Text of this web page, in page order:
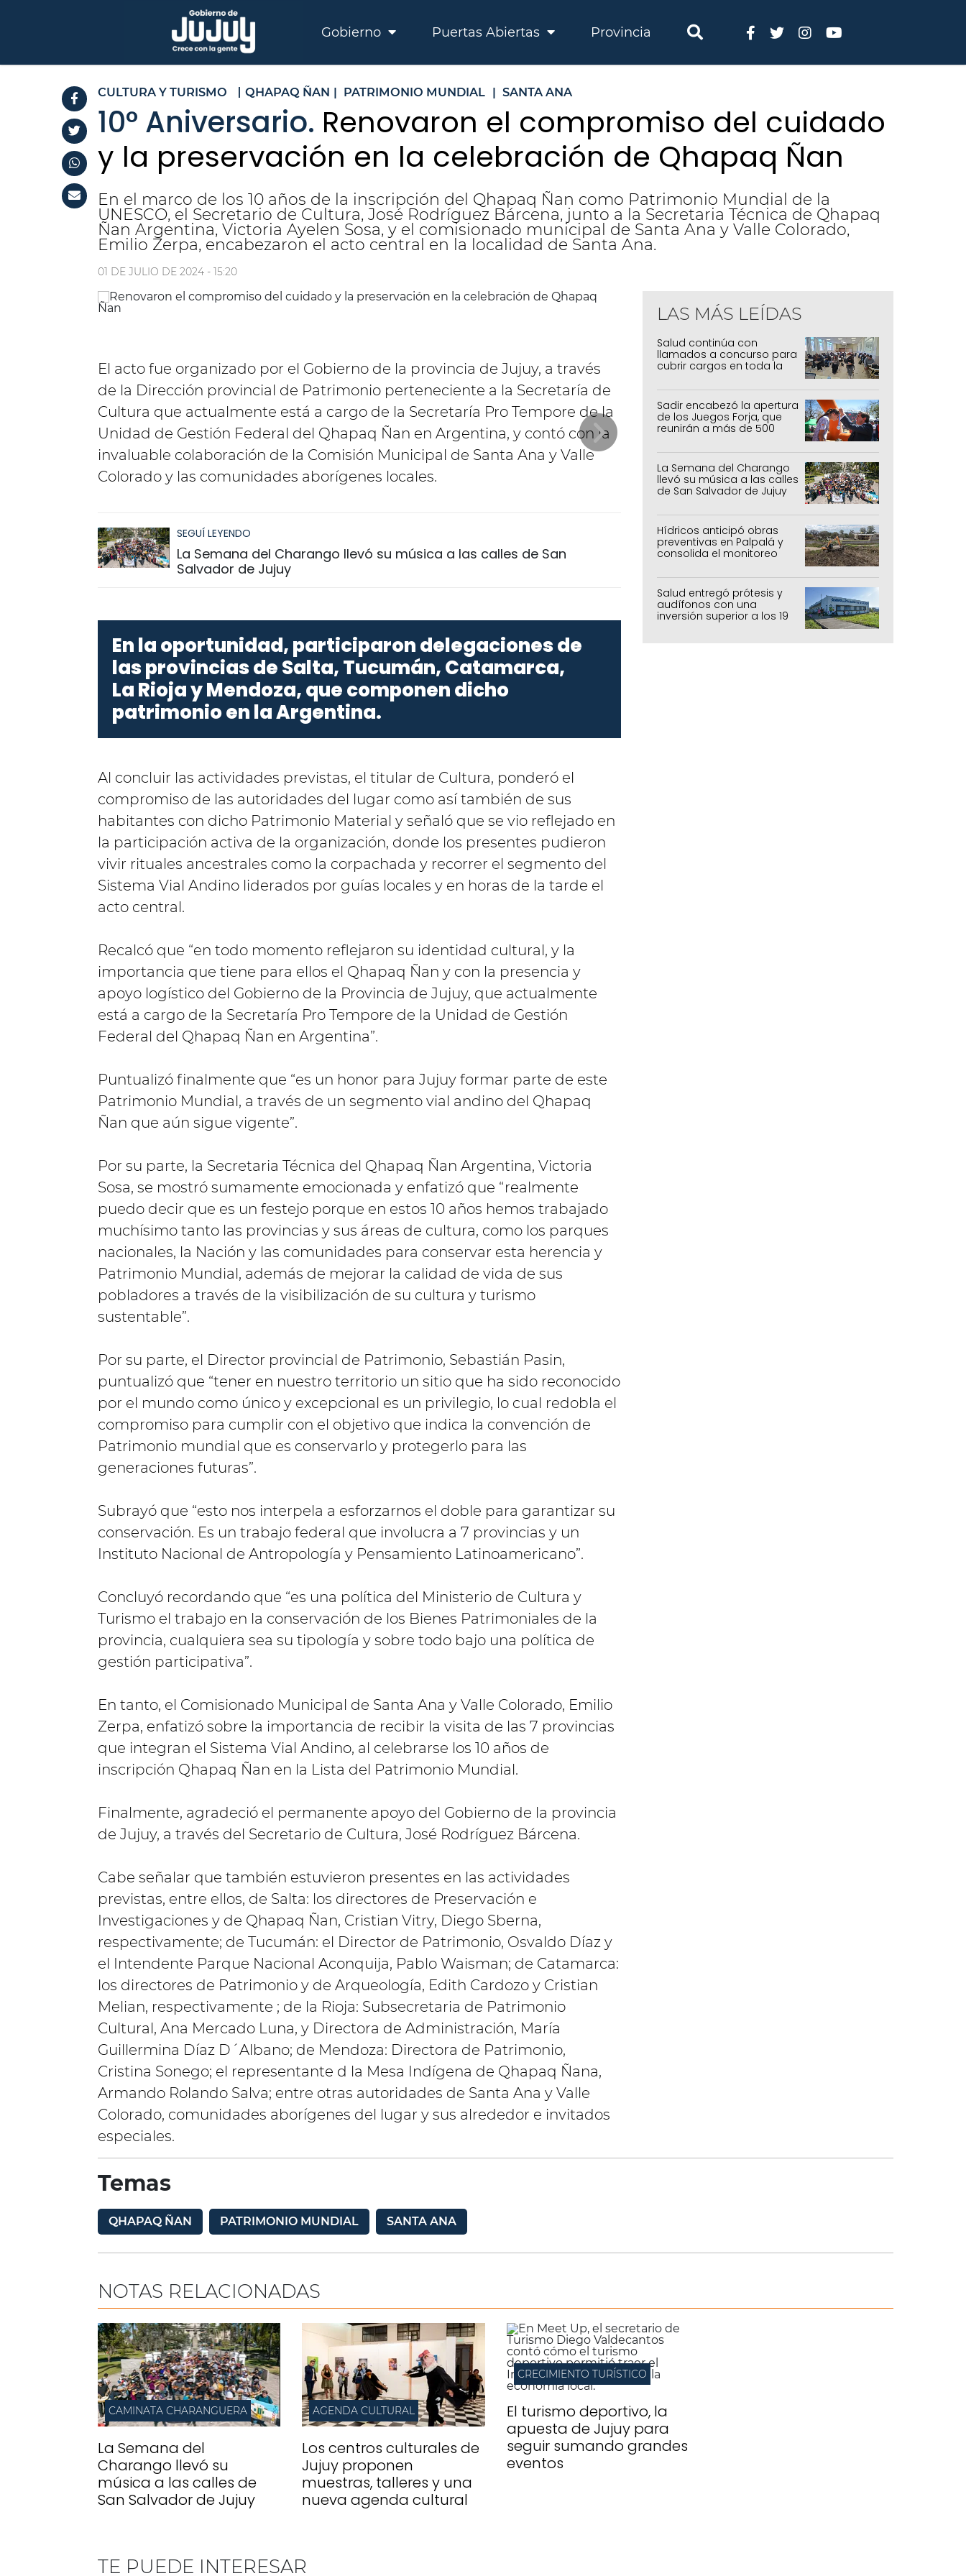
Gobierno Puertas Abiertas Provincia
CULTURA Y TURISMO QHAPAQ ÑAN | PATRIMONIO MUNDIAL | SANTA ANA
10° Aniversario. Renovaron el compromiso del cuidado
y la preservación en la celebración de Qhapaq Ñan
En el marco de los 10 años de la inscripción del Qhapaq Ñan como Patrimonio Mundial de la
UNESCO, el Secretario de Cultura, José Rodríguez Bárcena, junto a la Secretaria Técnica de Qhapaq
Ñan Argentina, Victoria Ayelen Sosa, y el comisionado municipal de Santa Ana y Valle Colorado,
Emilio Zerpa, encabezaron el acto central en la localidad de Santa Ana.
01 DE JULIO DE 2024 - 15:20
El acto fue organizado por el Gobierno de la provincia de Jujuy, a través
de la Dirección provincial de Patrimonio perteneciente a la Secretaría de
Cultura que actualmente está a cargo de la Secretaría Pro Tempore de la
Unidad de Gestión Federal del Qhapaq Ñan en Argentina, y contó con la
invaluable colaboración de la Comisión Municipal de Santa Ana y Valle
Colorado y las comunidades aborígenes locales.
SEGUÍ LEYENDO
La Semana del Charango llevó su música a las calles de San
Salvador de Jujuy
En la oportunidad, participaron delegaciones de
las provincias de Salta, Tucumán, Catamarca,
La Rioja y Mendoza, que componen dicho
patrimonio en la Argentina.
Al concluir las actividades previstas, el titular de Cultura, ponderó el
compromiso de las autoridades del lugar como así también de sus
habitantes con dicho Patrimonio Material y señaló que se vio reflejado en
la participación activa de la organización, donde los presentes pudieron
vivir rituales ancestrales como la corpachada y recorrer el segmento del
Sistema Vial Andino liderados por guías locales y en horas de la tarde el
acto central.
Recalcó que “en todo momento reflejaron su identidad cultural, y la
importancia que tiene para ellos el Qhapaq Ñan y con la presencia y
apoyo logístico del Gobierno de la Provincia de Jujuy, que actualmente
está a cargo de la Secretaría Pro Tempore de la Unidad de Gestión
Federal del Qhapaq Ñan en Argentina”.
Puntualizó finalmente que “es un honor para Jujuy formar parte de este
Patrimonio Mundial, a través de un segmento vial andino del Qhapaq
Ñan que aún sigue vigente”.
Por su parte, la Secretaria Técnica del Qhapaq Ñan Argentina, Victoria
Sosa, se mostró sumamente emocionada y enfatizó que “realmente
puedo decir que es un festejo porque en estos 10 años hemos trabajado
muchísimo tanto las provincias y sus áreas de cultura, como los parques
nacionales, la Nación y las comunidades para conservar esta herencia y
Patrimonio Mundial, además de mejorar la calidad de vida de sus
pobladores a través de la visibilización de su cultura y turismo
sustentable”.
Por su parte, el Director provincial de Patrimonio, Sebastián Pasin,
puntualizó que “tener en nuestro territorio un sitio que ha sido reconocido
por el mundo como único y excepcional es un privilegio, lo cual redobla el
compromiso para cumplir con el objetivo que indica la convención de
Patrimonio mundial que es conservarlo y protegerlo para las
generaciones futuras”.
Subrayó que “esto nos interpela a esforzarnos el doble para garantizar su
conservación. Es un trabajo federal que involucra a 7 provincias y un
Instituto Nacional de Antropología y Pensamiento Latinoamericano”.
Concluyó recordando que “es una política del Ministerio de Cultura y
Turismo el trabajo en la conservación de los Bienes Patrimoniales de la
provincia, cualquiera sea su tipología y sobre todo bajo una política de
gestión participativa”.
En tanto, el Comisionado Municipal de Santa Ana y Valle Colorado, Emilio
Zerpa, enfatizó sobre la importancia de recibir la visita de las 7 provincias
que integran el Sistema Vial Andino, al celebrarse los 10 años de
inscripción Qhapaq Ñan en la Lista del Patrimonio Mundial.
Finalmente, agradeció el permanente apoyo del Gobierno de la provincia
de Jujuy, a través del Secretario de Cultura, José Rodríguez Bárcena.
Cabe señalar que también estuvieron presentes en las actividades
previstas, entre ellos, de Salta: los directores de Preservación e
Investigaciones y de Qhapaq Ñan, Cristian Vitry, Diego Sberna,
respectivamente; de Tucumán: el Director de Patrimonio, Osvaldo Díaz y
el Intendente Parque Nacional Aconquija, Pablo Waisman; de Catamarca:
los directores de Patrimonio y de Arqueología, Edith Cardozo y Cristian
Melian, respectivamente ; de la Rioja: Subsecretaria de Patrimonio
Cultural, Ana Mercado Luna, y Directora de Administración, María
Guillermina Díaz D´Albano; de Mendoza: Directora de Patrimonio,
Cristina Sonego; el representante d la Mesa Indígena de Qhapaq Ñana,
Armando Rolando Salva; entre otras autoridades de Santa Ana y Valle
Colorado, comunidades aborígenes del lugar y sus alrededor e invitados
especiales.
LAS MÁS LEÍDAS
Salud continúa con
llamados a concurso para
cubrir cargos en toda la
Sadir encabezó la apertura
de los Juegos Forja, que
reunirán a más de 500
La Semana del Charango
llevó su música a las calles
de San Salvador de Jujuy
Hídricos anticipó obras
preventivas en Palpalá y
consolida el monitoreo
Salud entregó prótesis y
audífonos con una
inversión superior a los 19
millones de pesos
Temas
QHAPAQ ÑAN PATRIMONIO MUNDIAL SANTA ANA
NOTAS RELACIONADAS
CAMINATA CHARANGUERA
La Semana del
Charango llevó su
música a las calles de
San Salvador de Jujuy
AGENDA CULTURAL
Los centros culturales de
Jujuy proponen
muestras, talleres y una
nueva agenda cultural
CRECIMIENTO TURÍSTICO
El turismo deportivo, la
apuesta de Jujuy para
seguir sumando grandes
eventos
TE PUEDE INTERESAR